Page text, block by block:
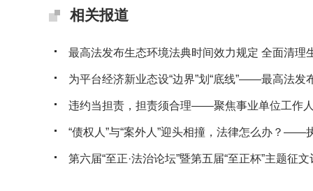
相关报道
最高法发布生态环境法典时间效力规定 全面清理
为平台经济新业态设“边界”划“底线”——最高法发
违约当担责，担责须合理——聚焦事业单位工作
“债权人”与“案外人”迎头相撞，法律怎么办？——
第六届“至正·法治论坛”暨第五届“至正杯”主题征文